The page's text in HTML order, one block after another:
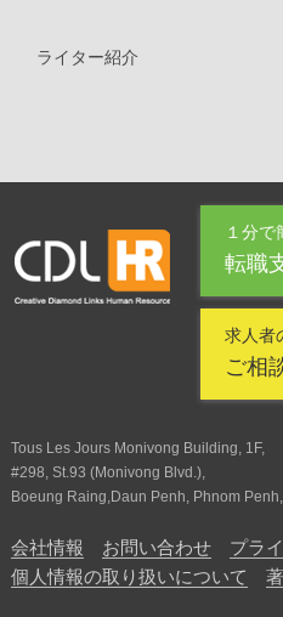
ライター紹介
１分で
転職
求人者
ご相
Tous Les Jours Monivong Building, 1F,
#298, St.93 (Monivong Blvd.),
Boeung Raing,Daun Penh, Phnom
会社情報 お問い合わせ
プラ
個人情報の取り扱いについて